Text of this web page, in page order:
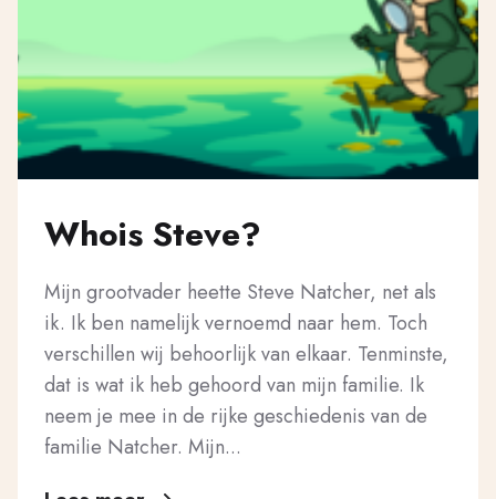
Whois Steve?
Mijn grootvader heette Steve Natcher, net als
ik. Ik ben namelijk vernoemd naar hem. Toch
verschillen wij behoorlijk van elkaar. Tenminste,
dat is wat ik heb gehoord van mijn familie. Ik
neem je mee in de rijke geschiedenis van de
familie Natcher. Mijn...